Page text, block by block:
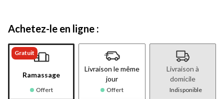
Achetez-le en ligne :
Gratuit
Ramassage
Offert
Livraison le même
jour
Offert
Livraison à
domicile
Indisponible